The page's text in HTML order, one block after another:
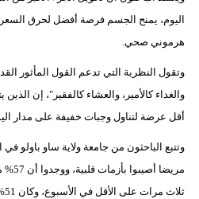
اليوم، يمنح الجسم فرصة أفضل لحرق
هرموني صحي.
وتقول النظرية التي تدعم القول المأثور
والغداء كالأمير، والعشاء كالفقير"، إن
أقل عرضة لتناول وجبات خفيفة على مدار
مريضا